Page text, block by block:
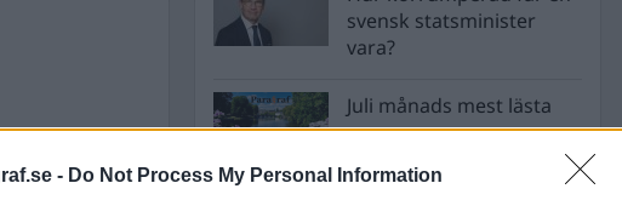
- Do Not Process My Personal Information
svensk statsminister
vara?
Juli månads mest lästa